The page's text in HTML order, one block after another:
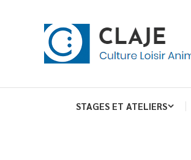
Claje
STAGES ET ATELIERS